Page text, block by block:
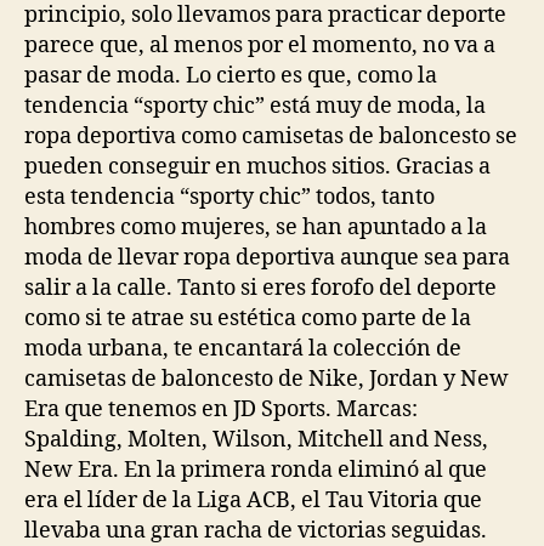
principio, solo llevamos para practicar deporte
parece que, al menos por el momento, no va a
pasar de moda. Lo cierto es que, como la
tendencia “sporty chic” está muy de moda, la
ropa deportiva como camisetas de baloncesto se
pueden conseguir en muchos sitios. Gracias a
esta tendencia “sporty chic” todos, tanto
hombres como mujeres, se han apuntado a la
moda de llevar ropa deportiva aunque sea para
salir a la calle. Tanto si eres forofo del deporte
como si te atrae su estética como parte de la
moda urbana, te encantará la colección de
camisetas de baloncesto de Nike, Jordan y New
Era que tenemos en JD Sports. Marcas:
Spalding, Molten, Wilson, Mitchell and Ness,
New Era. En la primera ronda eliminó al que
era el líder de la Liga ACB, el Tau Vitoria que
llevaba una gran racha de victorias seguidas.